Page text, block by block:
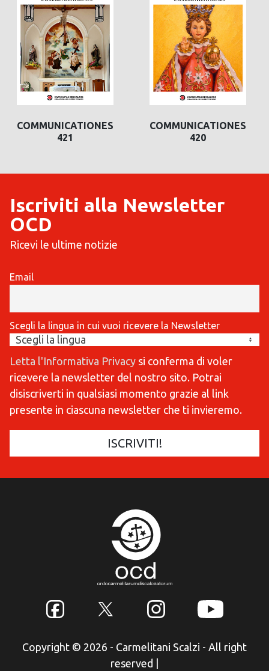
COMMUNICATIONES
421
COMMUNICATIONES
420
Iscriviti alla Newsletter
OCD
Ricevi le ultime notizie
Email
Scegli la lingua in cui vuoi ricevere la Newsletter
Letta l'Informativa Privacy si conferma di voler
ricevere la newsletter del nostro sito. Potrai
disiscriverti in qualsiasi momento grazie al link
presente in ciascuna newsletter che ti invieremo.
Copyright © 2026 - Carmelitani Scalzi - All right
reserved